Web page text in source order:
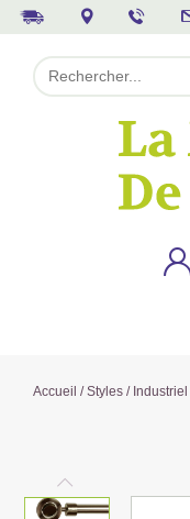
Accueil /Styles / Industriel